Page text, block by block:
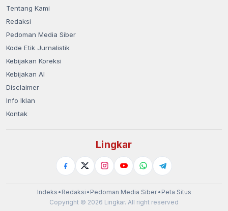
Tentang Kami
Redaksi
Pedoman Media Siber
Kode Etik Jurnalistik
Kebijakan Koreksi
Kebijakan AI
Disclaimer
Info Iklan
Kontak
Lingkar
Indeks • Redaksi • Pedoman Media Siber• Peta Situs
Copyright © 2026 Lingkar. All right reserved